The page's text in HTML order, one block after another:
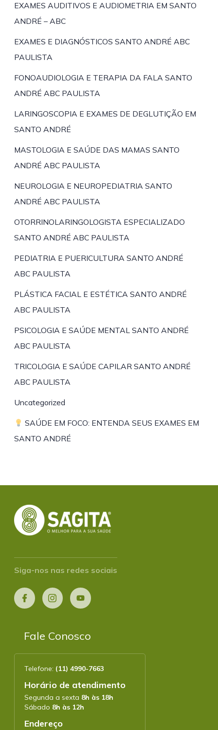
EXAMES AUDITIVOS E AUDIOMETRIA EM SANTO
ANDRÉ – ABC
EXAMES E DIAGNÓSTICOS SANTO ANDRÉ ABC
PAULISTA
FONOAUDIOLOGIA E TERAPIA DA FALA SANTO
ANDRÉ ABC PAULISTA
LARINGOSCOPIA E EXAMES DE DEGLUTIÇÃO EM
SANTO ANDRÉ
MASTOLOGIA E SAÚDE DAS MAMAS SANTO
ANDRÉ ABC PAULISTA
NEUROLOGIA E NEUROPEDIATRIA SANTO
ANDRÉ ABC PAULISTA
OTORRINOLARINGOLOGISTA ESPECIALIZADO
SANTO ANDRÉ ABC PAULISTA
PEDIATRIA E PUERICULTURA SANTO ANDRÉ
ABC PAULISTA
PLÁSTICA FACIAL E ESTÉTICA SANTO ANDRÉ
ABC PAULISTA
PSICOLOGIA E SAÚDE MENTAL SANTO ANDRÉ
ABC PAULISTA
TRICOLOGIA E SAÚDE CAPILAR SANTO ANDRÉ
ABC PAULISTA
Uncategorized
SAÚDE EM FOCO: ENTENDA SEUS EXAMES EM
SANTO ANDRÉ
Siga-nos nas redes sociais
Fale Conosco
Telefone: (11) 4990-7663
Horário de atendimento
Segunda a sexta 8h às 18h
Sábado 8h às 12h
Endereço